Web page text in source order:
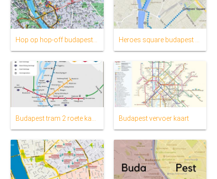
Budapest tram 2 roete kaart Budapest vervoer kaart